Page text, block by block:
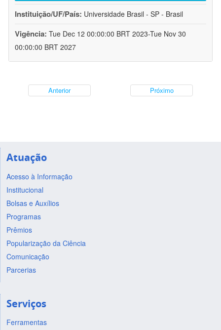
Instituição/UF/País: Universidade Brasil - SP - Brasil
Vigência: Tue Dec 12 00:00:00 BRT 2023-Tue Nov 30
00:00:00 BRT 2027
Anterior Próximo
Atuação
Acesso à Informação
Institucional
Bolsas e Auxílios
Programas
Prêmios
Popularização da Ciência
Comunicação
Parcerias
Serviços
Ferramentas